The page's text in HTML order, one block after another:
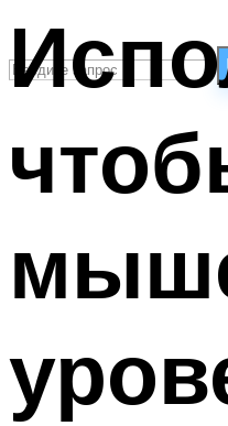
СТИЛИ ПЛАВАНЬЯ
ПЛАВАНЬЕ ДЛЯ
ПЛАВАНЬЕ ДЛЯ
ОЧИСТКА